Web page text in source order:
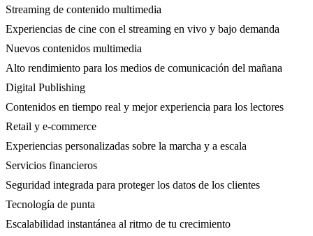
Streaming de contenido multimedia
Experiencias de cine con el streaming en vivo y bajo demanda
Nuevos contenidos multimedia
Alto rendimiento para los medios de comunicación del mañana
Digital Publishing
Contenidos en tiempo real y mejor experiencia para los lectores
Retail y e-commerce
Experiencias personalizadas sobre la marcha y a escala
Servicios financieros
Seguridad integrada para proteger los datos de los clientes
Tecnología de punta
Escalabilidad instantánea al ritmo de tu crecimiento